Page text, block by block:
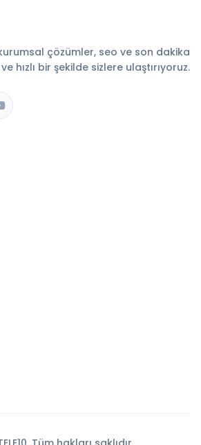
çözümler, seo ve son dakika
hızlı bir şekilde sizlere ulaştırıyoruz.